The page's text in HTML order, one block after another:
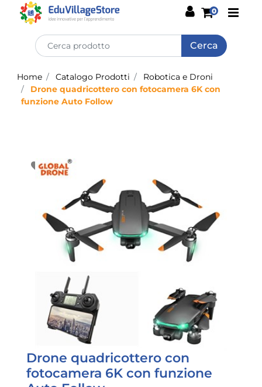
0
Home Catalogo Prodotti
Robotica e Droni
Drone quadricottero con fotocamera 6K con
funzione Auto Follow
Drone quadricottero con
fotocamera 6K con funzione